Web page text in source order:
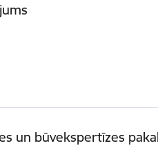
un būvekspertīzes